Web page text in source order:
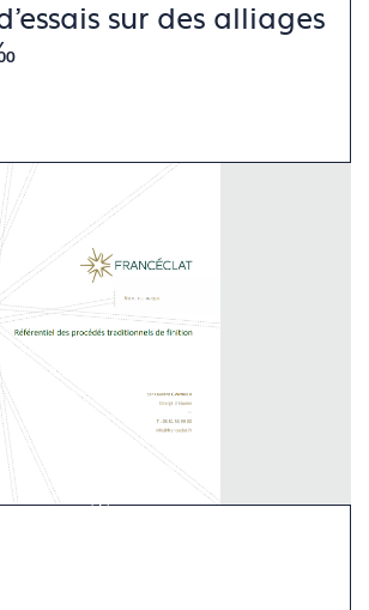
sur des alliages